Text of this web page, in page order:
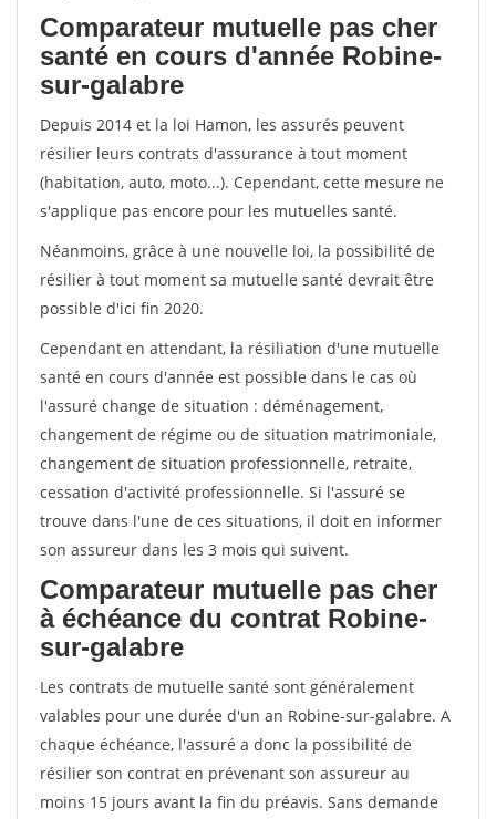
Comparateur mutuelle pas cher
santé en cours d'année Robine-
sur-galabre
Depuis 2014 et la loi Hamon, les assurés peuvent
résilier leurs contrats d'assurance à tout moment
(habitation, auto, moto...). Cependant, cette mesure ne
s'applique pas encore pour les mutuelles santé.
Néanmoins, grâce à une nouvelle loi, la possibilité de
résilier à tout moment sa mutuelle santé devrait être
possible d'ici fin 2020.
Cependant en attendant, la résiliation d'une mutuelle
santé en cours d'année est possible dans le cas où
l'assuré change de situation : déménagement,
changement de régime ou de situation matrimoniale,
changement de situation professionnelle, retraite,
cessation d'activité professionnelle. Si l'assuré se
trouve dans l'une de ces situations, il doit en informer
son assureur dans les 3 mois qui suivent.
Comparateur mutuelle pas cher
à échéance du contrat Robine-
sur-galabre
Les contrats de mutuelle santé sont généralement
valables pour une durée d'un an Robine-sur-galabre. A
chaque échéance, l'assuré a donc la possibilité de
résilier son contrat en prévenant son assureur au
moins 15 jours avant la fin du préavis. Sans demande